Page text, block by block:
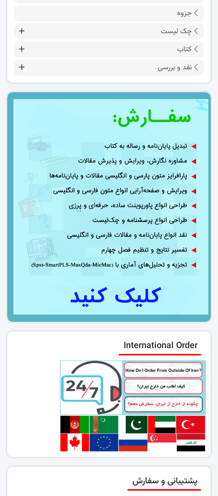
جزوه
چک لیست
کتاب
نقد و بررسی
International Order
پشتیبانی و سفارش